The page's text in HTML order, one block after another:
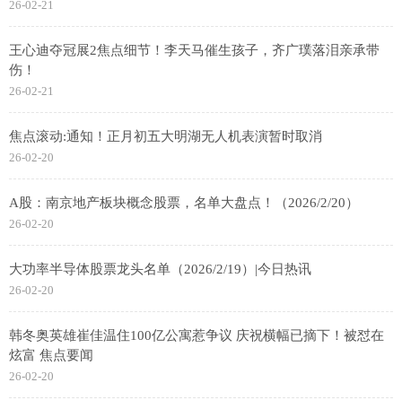
26-02-21
王心迪夺冠展2焦点细节！李天马催生孩子，齐广璞落泪亲承带
伤！
26-02-21
焦点滚动:通知！正月初五大明湖无人机表演暂时取消
26-02-20
A股：南京地产板块概念股票，名单大盘点！（2026/2/20）
26-02-20
大功率半导体股票龙头名单（2026/2/19）|今日热讯
26-02-20
韩冬奥英雄崔佳温住100亿公寓惹争议 庆祝横幅已摘下！被怼在
炫富 焦点要闻
26-02-20